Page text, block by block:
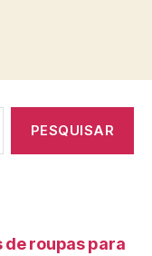
de roupas para